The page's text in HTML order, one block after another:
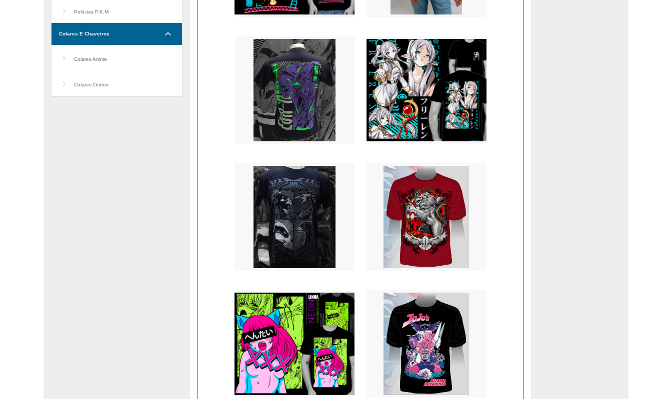
Pelúcias P.K.M
Colares E Chaveiros keyboard_arrow_down
Colares Anime
Colares Outros
R$ 69,90
3 X R$ 24,94
R$ 69,90
3 X R$ 24,94
R$ 69,90
3 X R$ 24,94
R$ 69,90
3 X R$ 24,94
R$ 69,90
3 X R$ 24,94
R$ 69,90
3 X R$ 24,94